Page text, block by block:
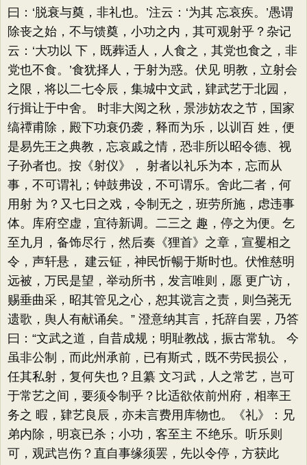
曰：‘脱衰与奠，非礼也。’注云：‘为其 忘哀疾。’愚谓
除丧之始，不与馈奠，小功之内，其可观射乎？杂记
云：‘大功以 下，既葬适人，人食之，其党也食之，非
党也不食。’食犹择人，于射为惑。伏见 明教，立射会
之限，将以二七令辰，集城中文武，肄武艺于北园，
行揖让于中舍。 时非大阅之秋，景涉妨农之节，国家
缟禫甫除，殿下功衰仍袭，释而为乐，以训百 姓，便
是易先王之典教，忘哀戚之情，恐非所以昭令德、视
子孙者也。按《射仪》， 射者以礼乐为本，忘而从
事，不可谓礼；钟鼓弗设，不可谓乐。舍此二者，何
用射 为？又七日之戏，令制无之，班劳所施，虑违事
体。库府空虚，宜待新调。二三之 趣，停之为便。乞
至九月，备饰尽行，然后奏《狸首》之章，宣矍相之
令，声轩悬， 建云钲，神民忻暢于斯时也。伏惟慈明
远被，万民是望，举动所书，发言唯则，愿 更广访，
赐垂曲采，昭其管见之心，恕其谠言之责，则刍荛无
遗歌，舆人有献诵矣。” 澄意纳其言，托辞自罢，乃答
曰：“文武之道，自昔成规；明耻教战，振古常轨。 今
虽非公制，而此州承前，已有斯式，既不劳民损公，
任其私射，复何失也？且纂 文习武，人之常艺，岂可
于常艺之间，要须令制乎？比适欲依前州府，相率王
务之 暇，肄艺良辰，亦未言费用库物也。《礼》：兄
弟内除，明哀已杀；小功，客至主 不绝乐。听乐则
可，观武岂伤？直自事缘须罢，先以令停，方获此